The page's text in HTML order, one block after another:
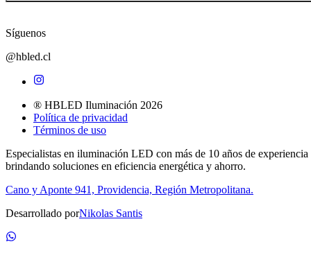
Síguenos
@hbled.cl
® HBLED Iluminación 2026
Política de privacidad
Términos de uso
Especialistas en iluminación LED con más de 10 años de experiencia
brindando soluciones en eficiencia energética y ahorro.
Cano y Aponte 941, Providencia, Región Metropolitana.
Desarrollado porNikolas Santis